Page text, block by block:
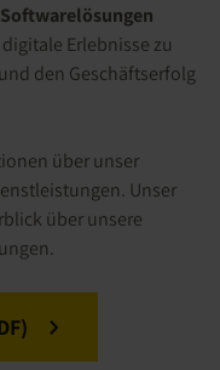
Erlebnisse zu
den Geschäftserfolg
über unser
Unser
über unsere